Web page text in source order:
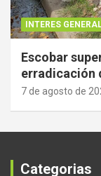
INTERES
Escobar
erradicación
7 de agosto de
Categorias